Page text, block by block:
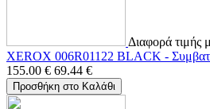
Διαφορά τιμής
XEROX 006R01122 BLACK -
155.00 € 69.44 €
Προσθήκη στο Καλάθι